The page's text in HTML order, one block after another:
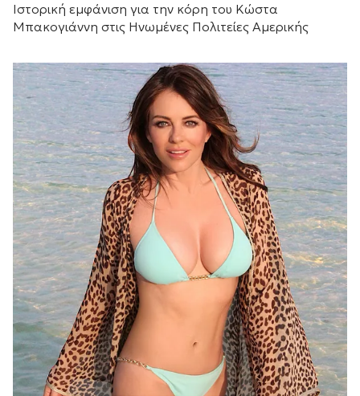
Ιστορική εμφάνιση για την κόρη του Κώστα
Μπακογιάννη στις Ηνωμένες Πολιτείες Αμερικής